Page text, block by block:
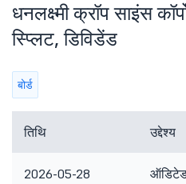
धनलक्ष्मी क्रॉप साइंस
स्प्लिट, डिविडेंड
बोर्ड
तिथि उद्देश्य
2026-05-28 ऑडिटेड